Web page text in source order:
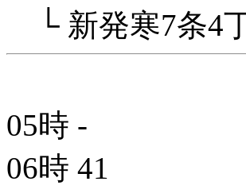
└ 新発寒7条4
05時 -
06時 41